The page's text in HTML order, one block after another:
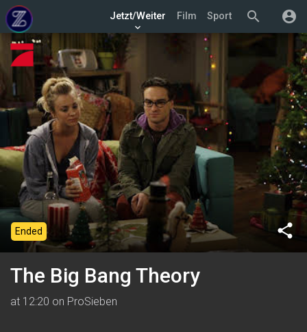
search account_circle
Jetzt/Weiter
keyboard_arrow_down
Film Sport
share
Ended
The Big Bang Theory
at 12:20 on ProSieben